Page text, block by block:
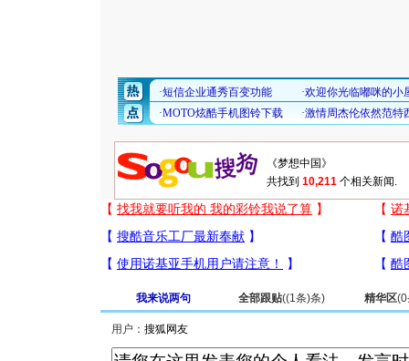
共找到 10,211 个相关新闻.
我来说两句 全部跟贴((1条)条) 精华区(0
用户：